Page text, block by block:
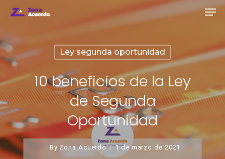
Ley segunda oportunidad
10 beneficios de la Ley
de Segunda
Oportunidad
By Zona Acuerdo 1 de marzo de 2021